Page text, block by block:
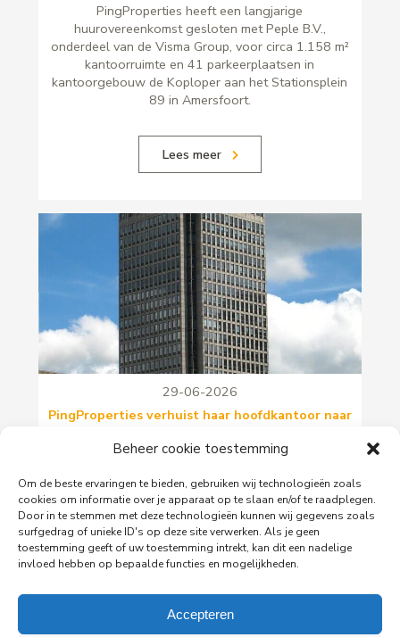
Beheer cookie toestemming
Om de beste ervaringen te bieden, gebruiken wij technologieën zoals
cookies om informatie over je apparaat op te slaan en/of te raadplegen.
Door in te stemmen met deze technologieën kunnen wij gegevens zoals
surfgedrag of unieke ID's op deze site verwerken. Als je geen
toestemming geeft of uw toestemming intrekt, kan dit een nadelige
invloed hebben op bepaalde functies en mogelijkheden.
Accepteren
PingProperties heeft een langjarige
huurovereenkomst gesloten met Peple B.V.,
onderdeel van de Visma Group, voor circa 1.158 m²
kantoorruimte en 41 parkeerplaatsen in
kantoorgebouw de Koploper aan het Stationsplein
89 in Amersfoort.
Lees meer
29-06-2026
PingProperties verhuist haar hoofdkantoor naar
PingProperties heeft haar hoofdkantoor gevestigd
in de Rembrandttoren (Rembrandt Tower), het
iconische gebouw aan het Amstelplein in
Amsterdam.
Lees meer